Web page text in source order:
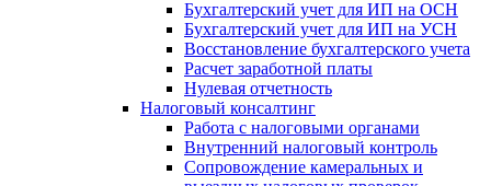
Бухгалтерский учет для ИП на ОСН
Бухгалтерский учет для ИП на УСН
Восстановление бухгалтерского учета
Расчет заработной платы
Нулевая отчетность
Налоговый консалтинг
Работа с налоговыми органами
Внутренний налоговый контроль
Сопровождение камеральных и